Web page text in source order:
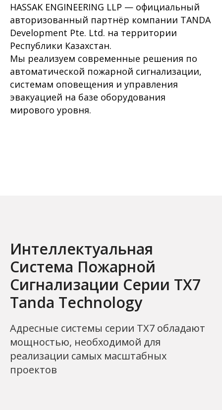
HASSAK ENGINEERING LLP — официальный
авторизованный партнёр компании TANDA
Development Pte. Ltd. на территории
Республики Казахстан.
Мы реализуем современные решения по
автоматической пожарной сигнализации,
системам оповещения и управления
эвакуацией на базе оборудования
мирового уровня.
Интеллектуальная
Система Пожарной
Сигнализации Серии ТХ7
Tanda Technology
Адресные системы серии ТХ7 обладают
мощностью, необходимой для
реализации самых масштабных
проектов